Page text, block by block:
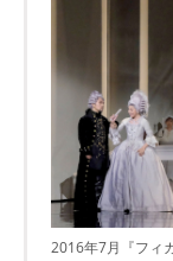
2016年7月『フィ